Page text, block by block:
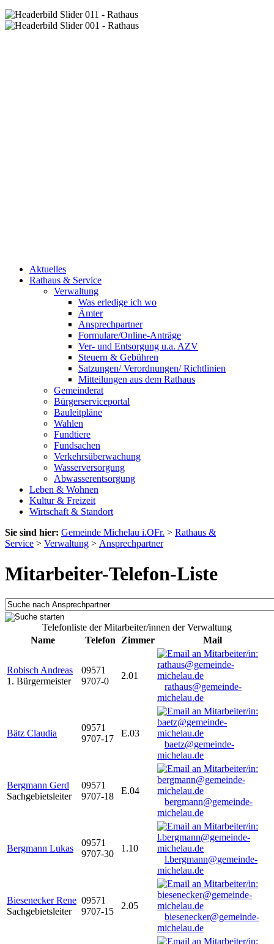
Aktuelles
Rathaus & Service
Verwaltung
Was erledige ich wo
Ämter
Ansprechpartner
Formulare/Online-Anträge
Ver- und Entsorgung u.a. AZV
Steuern & Gebühren
Satzungen/ Verordnungen/ Richtlinien
Mitteilungen aus dem Rathaus
Gemeinderat
Bürgerserviceportal
Bauleitpläne
Wahlen
Fundtiere
Fundsachen
Verkehrsüberwachung
Wasserversorgung
Abwasserentsorgung
Leben & Wohnen
Kultur & Freizeit
Wirtschaft & Standort
Sie sind hier: Gemeinde Michelau i.OFr. > Rathaus &
Service > Verwaltung > Ansprechpartner
Mitarbeiter-Telefon-Liste
Telefonliste der Mitarbeiter/innen der Verwaltung
Name
Telefon Zimmer Mail
Robisch Andreas
1. Bürgermeister
09571
9707-0
2.01
rathaus@gemeinde-
michelau.de
Bätz Claudia
09571
9707-17
E.03
baetz@gemeinde-
michelau.de
Bergmann Gerd
Sachgebietsleiter
09571
9707-18
E.04
bergmann@gemeinde-
michelau.de
Bergmann Lukas
09571
9707-30
1.10
l.bergmann@gemeinde-
michelau.de
Biesenecker Rene
Sachgebietsleiter
09571
9707-15
2.05
biesenecker@gemeinde-
michelau.de